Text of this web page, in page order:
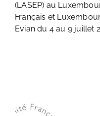
(LASEP) au
Français et
Evian du 4 au 9 juillet